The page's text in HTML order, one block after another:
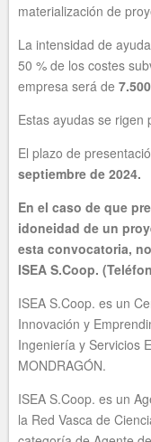
materialización de
La intensidad de
50 % de los costes
empresa será de
Estas ayudas se rigen
El plazo de
septiembre de 2024.
En el caso de que
idoneidad de un
esta convocatoria,
ISEA S.Coop.
ISEA S.Coop. es un
Innovación y
Ingeniería y Servicios
MONDRAGÓN.
ISEA S.Coop. es un
la Red Vasca de